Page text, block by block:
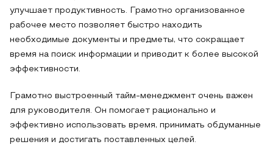
улучшает продуктивность. Грамотно организованное
рабочее место позволяет быстро находить
необходимые документы и предметы, что сокращает
время на поиск информации и приводит к более высокой
эффективности.
Грамотно выстроенный тайм-менеджмент очень важен
для руководителя. Он помогает рационально и
эффективно использовать время, принимать обдуманные
решения и достигать поставленных целей.